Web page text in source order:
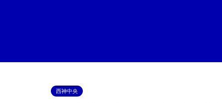
西神中央